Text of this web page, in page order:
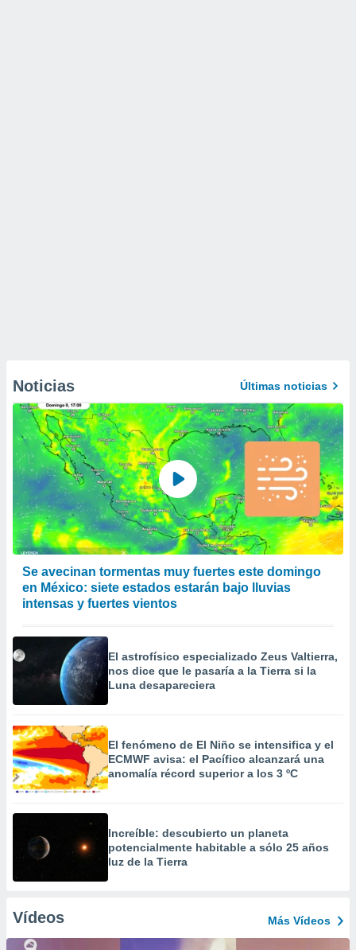
Noticias Últimas noticias
Se avecinan tormentas muy fuertes este domingo
en México: siete estados estarán bajo lluvias
intensas y fuertes vientos
El astrofísico especializado Zeus Valtierra,
nos dice que le pasaría a la Tierra si la
Luna desapareciera
El fenómeno de El Niño se intensifica y el
ECMWF avisa: el Pacífico alcanzará una
anomalía récord superior a los 3 ºC
Increíble: descubierto un planeta
potencialmente habitable a sólo 25 años
luz de la Tierra
Vídeos Más Vídeos